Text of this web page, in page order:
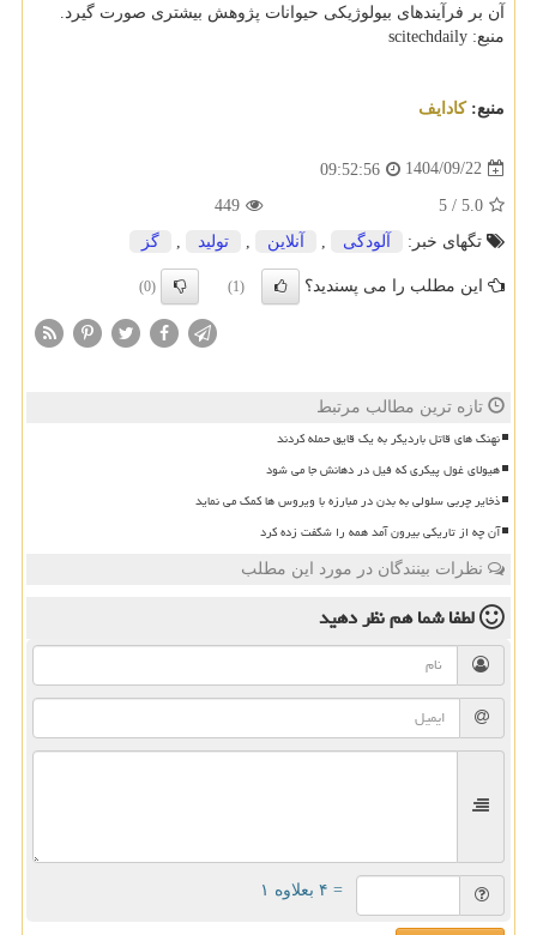
آن بر فرآیندهای بیولوژیکی حیوانات پژوهش بیشتری صورت گیرد.
منبع: scitechdaily
منبع:كادایف
1404/09/22
09:52:56
5.0
/
5
449
تگهای خبر:
آلودگی آنلاین تولید گز
این مطلب را می پسندید؟ (1)
(0)
تازه ترین مطالب مرتبط
نهنگ های قاتل باردیگر به یک قایق حمله کردند
هیولای غول پیکری که فیل در دهانش جا می شود
ذخایر چربی سلولی به بدن در مبارزه با ویروس ها کمک می نماید
آن چه از تاریکی بیرون آمد همه را شگفت زده کرد
نظرات بینندگان در مورد این مطلب
لطفا شما همنظر دهید
= ۴ بعلاوه ۱